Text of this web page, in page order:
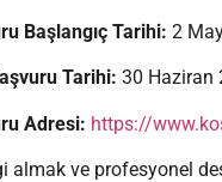
Başlangıç Tarihi: 2
Tarihi: 30 Haziran
Adresi: https://
almak ve profesyonel